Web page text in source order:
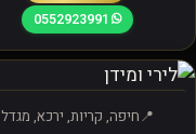
0552923991
חיפה, קריות, ירכא, מגדל